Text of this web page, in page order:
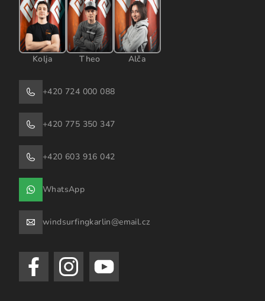
Kolja Theo Alča
+420 724 000 088
+420 775 350 347
+420 603 916 042
WhatsApp
windsurfingkarlin@email.cz